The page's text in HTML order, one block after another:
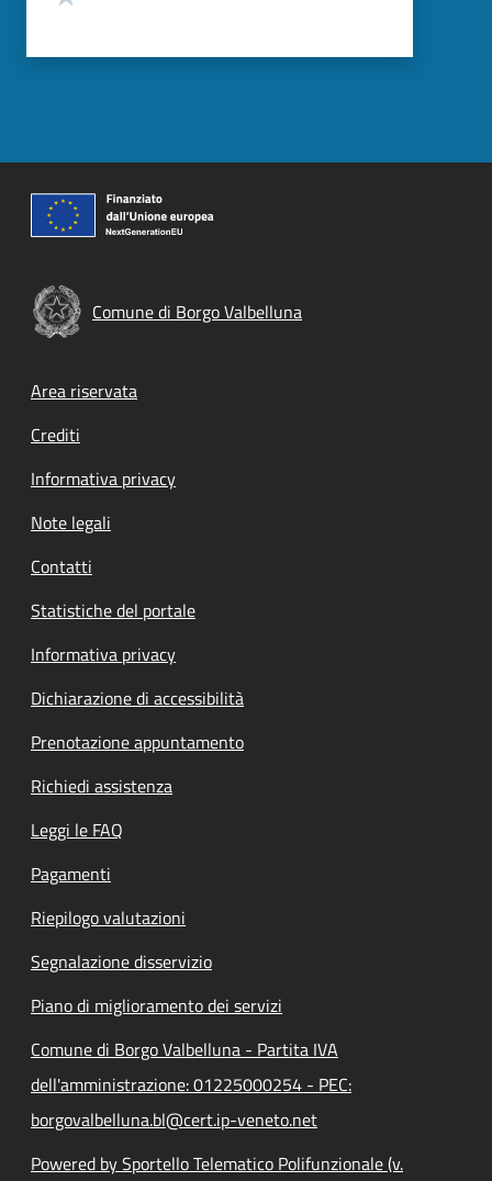
Comune di Borgo Valbelluna
Footer menu
Area riservata
Crediti
Informativa privacy
Note legali
Contatti
Statistiche del portale
Informativa privacy
Dichiarazione di accessibilità
Prenotazione appuntamento
Richiedi assistenza
Leggi le FAQ
Pagamenti
Riepilogo valutazioni
Segnalazione disservizio
Piano di miglioramento dei servizi
Comune di Borgo Valbelluna - Partita IVA
dell'amministrazione: 01225000254 - PEC:
borgovalbelluna.bl@cert.ip-veneto.net
Powered by Sportello Telematico Polifunzionale (v.